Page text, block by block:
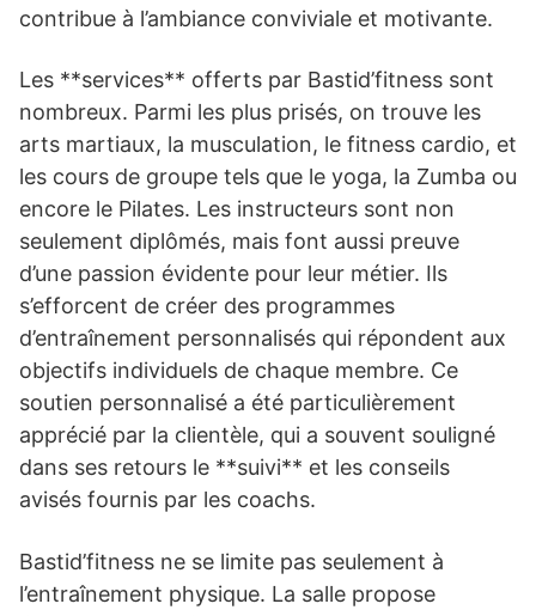
contribue à l’ambiance conviviale et motivante.
Les **services** offerts par Bastid’fitness sont
nombreux. Parmi les plus prisés, on trouve les
arts martiaux, la musculation, le fitness cardio, et
les cours de groupe tels que le yoga, la Zumba ou
encore le Pilates. Les instructeurs sont non
seulement diplômés, mais font aussi preuve
d’une passion évidente pour leur métier. Ils
s’efforcent de créer des programmes
d’entraînement personnalisés qui répondent aux
objectifs individuels de chaque membre. Ce
soutien personnalisé a été particulièrement
apprécié par la clientèle, qui a souvent souligné
dans ses retours le **suivi** et les conseils
avisés fournis par les coachs.
Bastid’fitness ne se limite pas seulement à
l’entraînement physique. La salle propose